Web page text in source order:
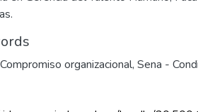
organizacional, Sena -